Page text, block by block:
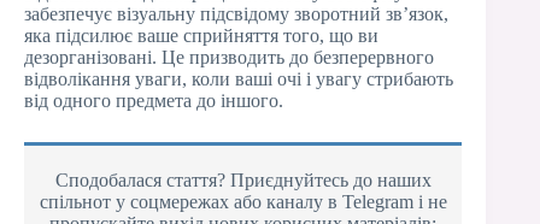
забезпечує візуальну підсвідому зворотний зв’язок,
яка підсилює ваше сприйняття того, що ви
дезорганізовані. Це призводить до безперервного
відволікання уваги, коли ваші очі і увагу стрибають
від одного предмета до іншого.
Сподобалася стаття? Приєднуйтесь до наших
спільнот у соцмережах або каналу в Telegram і не